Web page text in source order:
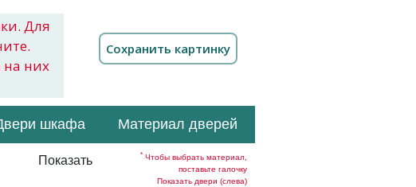
Для
них
шкафа Материал дверей
Показать * Чтобы выбрать материал,
поставьте галочку
Показать двери (слева)